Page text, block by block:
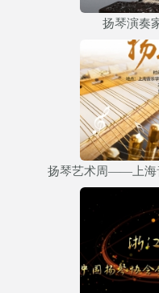
扬琴演奏
扬琴艺术周——上海